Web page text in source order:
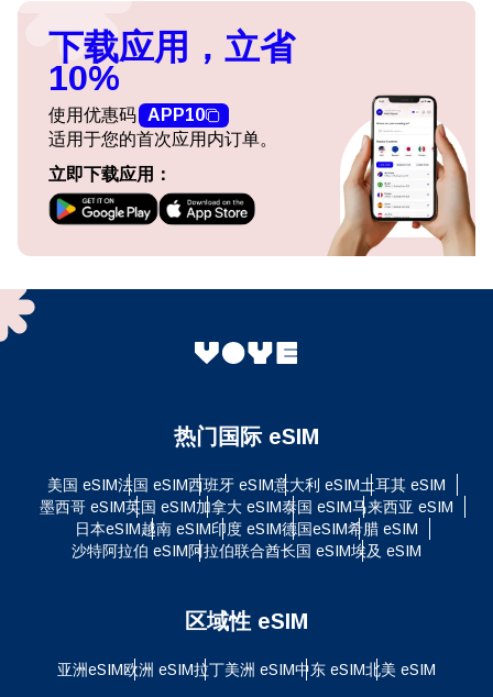
下载应用，立省
10%
使用优惠码 APP10
适用于您的首次应用内订单。
立即下载应用：
热门国际 eSIM
美国 eSIM法国 eSIM西班牙 eSIM意大利 eSIM土耳其 eSIM
墨西哥 eSIM英国 eSIM加拿大 eSIM泰国 eSIM马来西亚 eSIM
日本eSIM越南 eSIM印度 eSIM德国eSIM希腊 eSIM
沙特阿拉伯 eSIM阿拉伯联合酋长国 eSIM埃及 eSIM
区域性 eSIM
亚洲eSIM欧洲 eSIM拉丁美洲 eSIM中东 eSIM北美 eSIM